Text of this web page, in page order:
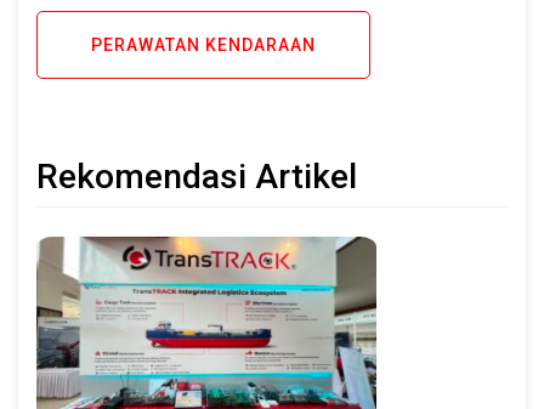
PERAWATAN KENDARAAN
Rekomendasi Artikel